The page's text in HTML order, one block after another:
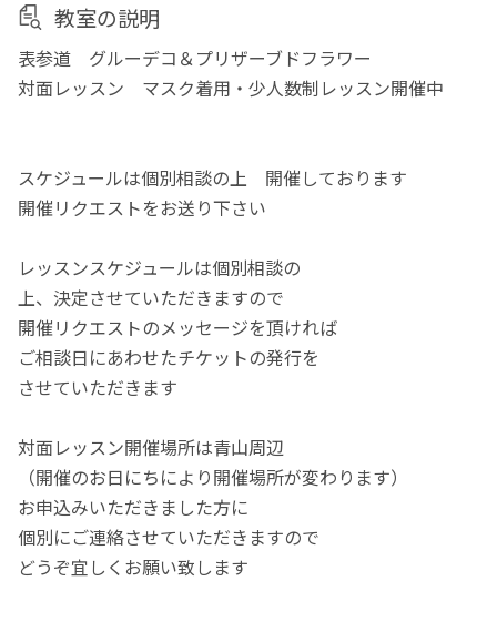
教室の説明
表参道 グルーデコ＆プリザーブドフラワー
対面レッスン マスク着用・少人数制レッスン開催中
スケジュールは個別相談の上 開催しております
開催リクエストをお送り下さい
レッスンスケジュールは個別相談の
上、決定させていただきますので
開催リクエストのメッセージを頂ければ
ご相談日にあわせたチケットの発行を
させていただきます
対面レッスン開催場所は青山周辺
（開催のお日にちにより開催場所が変わります）
お申込みいただきました方に
個別にご連絡させていただきますので
どうぞ宜しくお願い致します